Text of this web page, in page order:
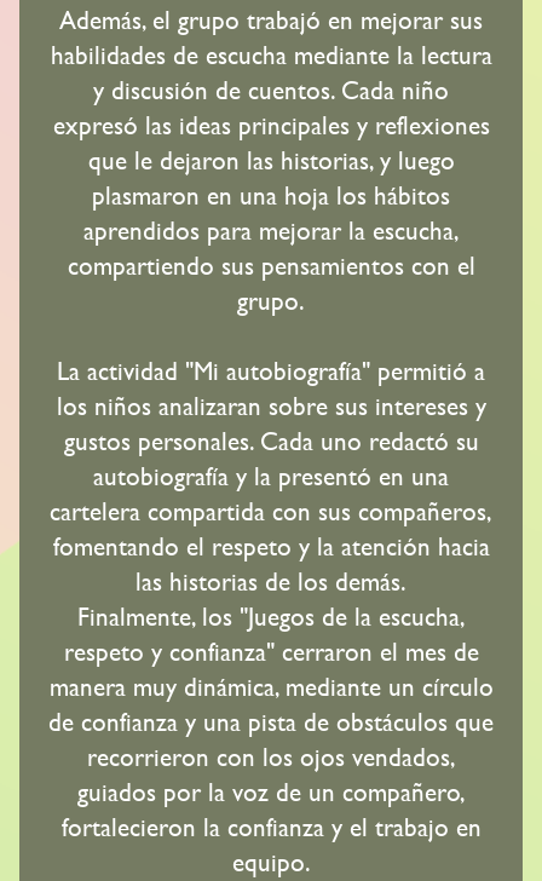
Además, el grupo trabajó en mejorar sus
habilidades de escucha mediante la lectura
y discusión de cuentos. Cada niño
expresó las ideas principales y reflexiones
que le dejaron las historias, y luego
plasmaron en una hoja los hábitos
aprendidos para mejorar la escucha,
compartiendo sus pensamientos con el
grupo.
La actividad "Mi autobiografía" permitió a
los niños analizaran sobre sus intereses y
gustos personales. Cada uno redactó su
autobiografía y la presentó en una
cartelera compartida con sus compañeros,
fomentando el respeto y la atención hacia
las historias de los demás.
Finalmente, los "Juegos de la escucha,
respeto y confianza" cerraron el mes de
manera muy dinámica, mediante un círculo
de confianza y una pista de obstáculos que
recorrieron con los ojos vendados,
guiados por la voz de un compañero,
fortalecieron la confianza y el trabajo en
equipo.